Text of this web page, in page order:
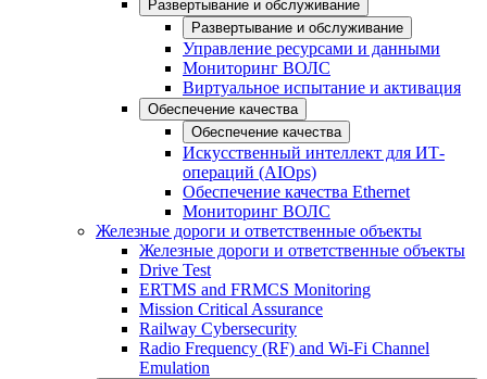
Развертывание и обслуживание
Развертывание и обслуживание
Управление ресурсами и данными
Мониторинг ВОЛС
Виртуальное испытание и активация
Обеспечение качества
Обеспечение качества
Искусственный интеллект для ИТ-
операций (AIOps)
Обеспечение качества Ethernet
Мониторинг ВОЛС
Железные дороги и ответственные объекты
Железные дороги и ответственные объекты
Drive Test
ERTMS and FRMCS Monitoring
Mission Critical Assurance
Railway Cybersecurity
Radio Frequency (RF) and Wi-Fi Channel
Emulation